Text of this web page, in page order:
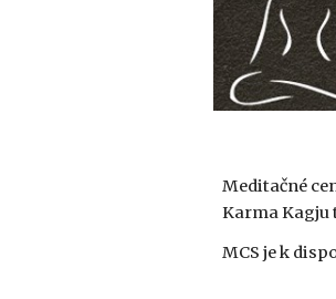
Meditačné
Karma Kagju
MCS je k